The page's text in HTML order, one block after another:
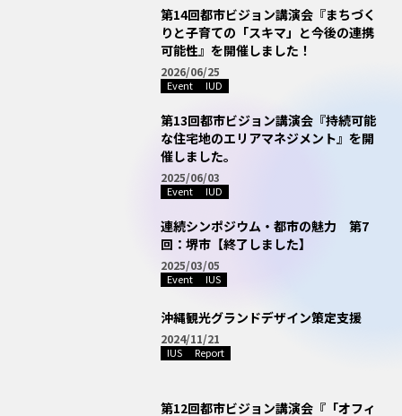
第14回都市ビジョン講演会『まちづく
りと子育ての「スキマ」と今後の連携
可能性』を開催しました！
2026/06/25
Event IUD
第13回都市ビジョン講演会『持続可能
な住宅地のエリアマネジメント』を開
催しました。
2025/06/03
Event IUD
連続シンポジウム・都市の魅力 第7
回：堺市【終了しました】
2025/03/05
Event IUS
沖縄観光グランドデザイン策定支援
2024/11/21
IUS Report
第12回都市ビジョン講演会『「オフィ